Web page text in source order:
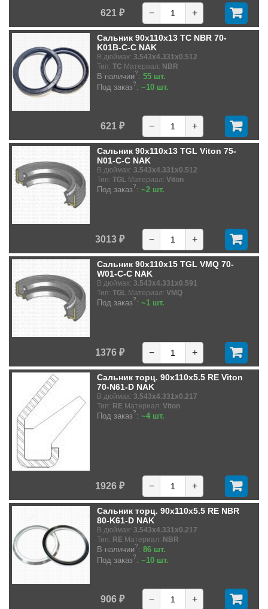
621 ₽ − +
Сальник 90x110x13 TC NBR 70-
K01B-C-C NAK
В дюймах: 3.543x4.331x0.512
Тип: TC Материал: NBR
В наличии?: 55 шт.
Под заказ?: ~10 шт.
621 ₽ − +
Сальник 90x110x13 TGL Viton 75-
N01-C-C NAK
В дюймах: 3.543x4.331x0.512
Тип: TGL Материал: Viton
Под заказ?: ~2 шт.
3013 ₽ − +
Сальник 90x110x15 TGL VMQ 70-
W01-C-C NAK
В дюймах: 3.543x4.331x0.591
Тип: TGL Материал: VMQ
Под заказ?: ~1 шт.
1376 ₽ − +
Сальник торц. 90x110x5.5 RE Viton
70-N61-D NAK
В дюймах: 3.543x4.331x0.217
Тип: RE Материал: Viton
Под заказ?: ~4 шт.
1926 ₽ − +
Сальник торц. 90x110x5.5 RE NBR
80-K61-D NAK
В дюймах: 3.543x4.331x0.217
Тип: RE Материал: NBR
В наличии?: 86 шт.
Под заказ?: ~10 шт.
906 ₽ − +